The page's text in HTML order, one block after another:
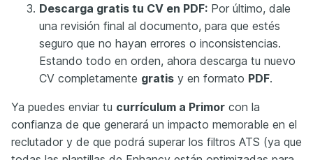
Descarga gratis tu CV en PDF: Por último, dale
una revisión final al documento, para que estés
seguro que no hayan errores o inconsistencias.
Estando todo en orden, ahora descarga tu nuevo
CV completamente gratis y en formato PDF.
Ya puedes enviar tu currículum a Primor con la
confianza de que generará un impacto memorable en el
reclutador y de que podrá superar los filtros ATS (ya que